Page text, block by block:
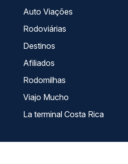
Auto Viações
Rodoviárias
Destinos
Afiliados
Rodomilhas
Viajo Mucho
La terminal Costa Rica